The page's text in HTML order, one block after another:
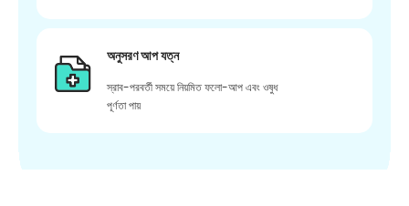
অনুসরণ আপ যত্ন
স্রাব-পরবর্তী সময়ে নিয়মিত ফলো-আপ এবং ওষুধ
পূর্ণতা পায়